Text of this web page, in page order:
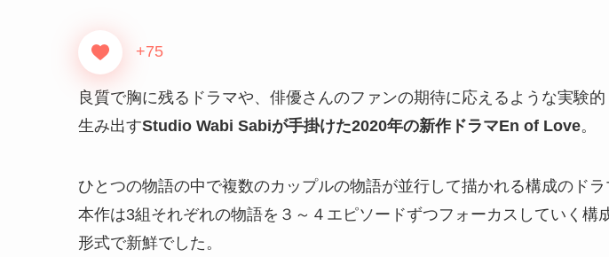
+75
良質で胸に残るドラマや、俳優さんのファンの期待に応えるような実験
生み出すStudio Wabi Sabiが手掛けた2020年の新作ドラマEn of Love。
ひとつの物語の中で複数のカップルの物語が並行して描かれる構成のドラ
本作は3組それぞれの物語を３～４エピソードずつフォーカスしていく構
形式で新鮮でした。